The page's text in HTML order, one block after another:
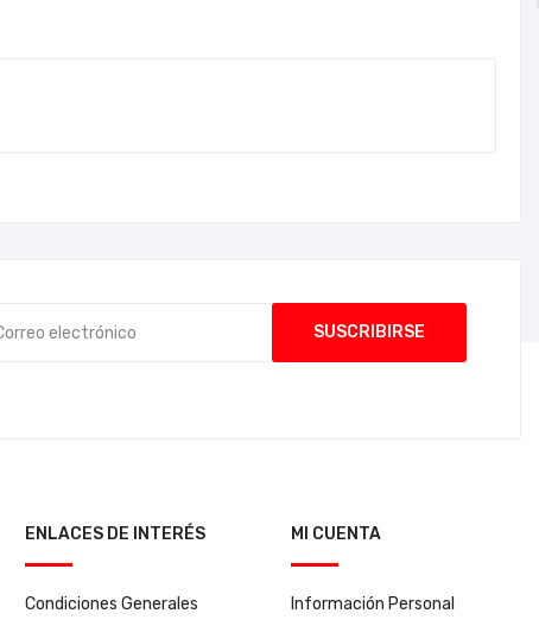
ENLACES DE INTERÉS
Condiciones Generales
MI CUENTA
Información Personal